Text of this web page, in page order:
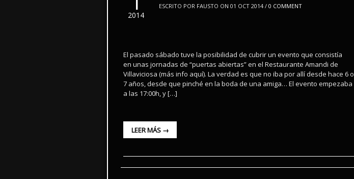
2014
ESCRITO POR FAUSTO ON 01 OCT 2014 / 0 COMMENT
El pasado sábado tuve la posibilidad de cubrir un evento que consistía
en unas jornadas de “puertas abiertas” en el Restaurante Amandi de
Villaviciosa (más info aquí). La verdad es que no iba por allí desde hace 6 o
7 años, desde que pinché en la boda de una amiga… El evento empezaba
a las 17:00h, y […]
LEER MÁS →